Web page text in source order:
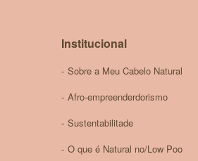
Institucional
Sobre a Meu Cabelo Natural
Afro-empreenderdorismo
Sustentabilitade
O que é Natural no/Low Poo